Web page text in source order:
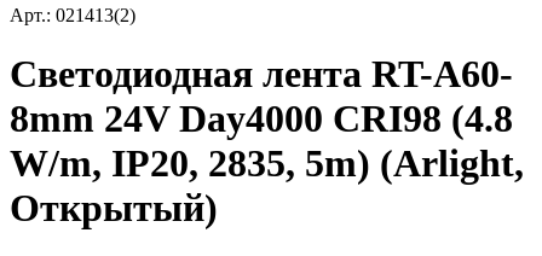
Арт.: 021413(2)
Светодиодная лента RT-A60-
8mm 24V Day4000 CRI98 (4.8
W/m, IP20, 2835, 5m) (Arlight,
Открытый)